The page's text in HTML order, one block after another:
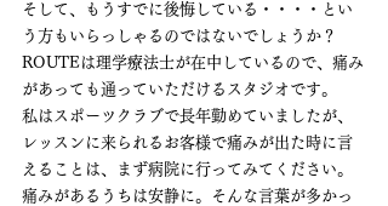
そして、もうすでに後悔している・・・・とい
う方もいらっしゃるのではないでしょうか？
ROUTEは理学療法士が在中しているので、痛み
があっても通っていただけるスタジオです。
私はスポーツクラブで長年勤めていましたが、
レッスンに来られるお客様で痛みが出た時に言
えることは、まず病院に行ってみてください。
痛みがあるうちは安静に。そんな言葉が多かっ